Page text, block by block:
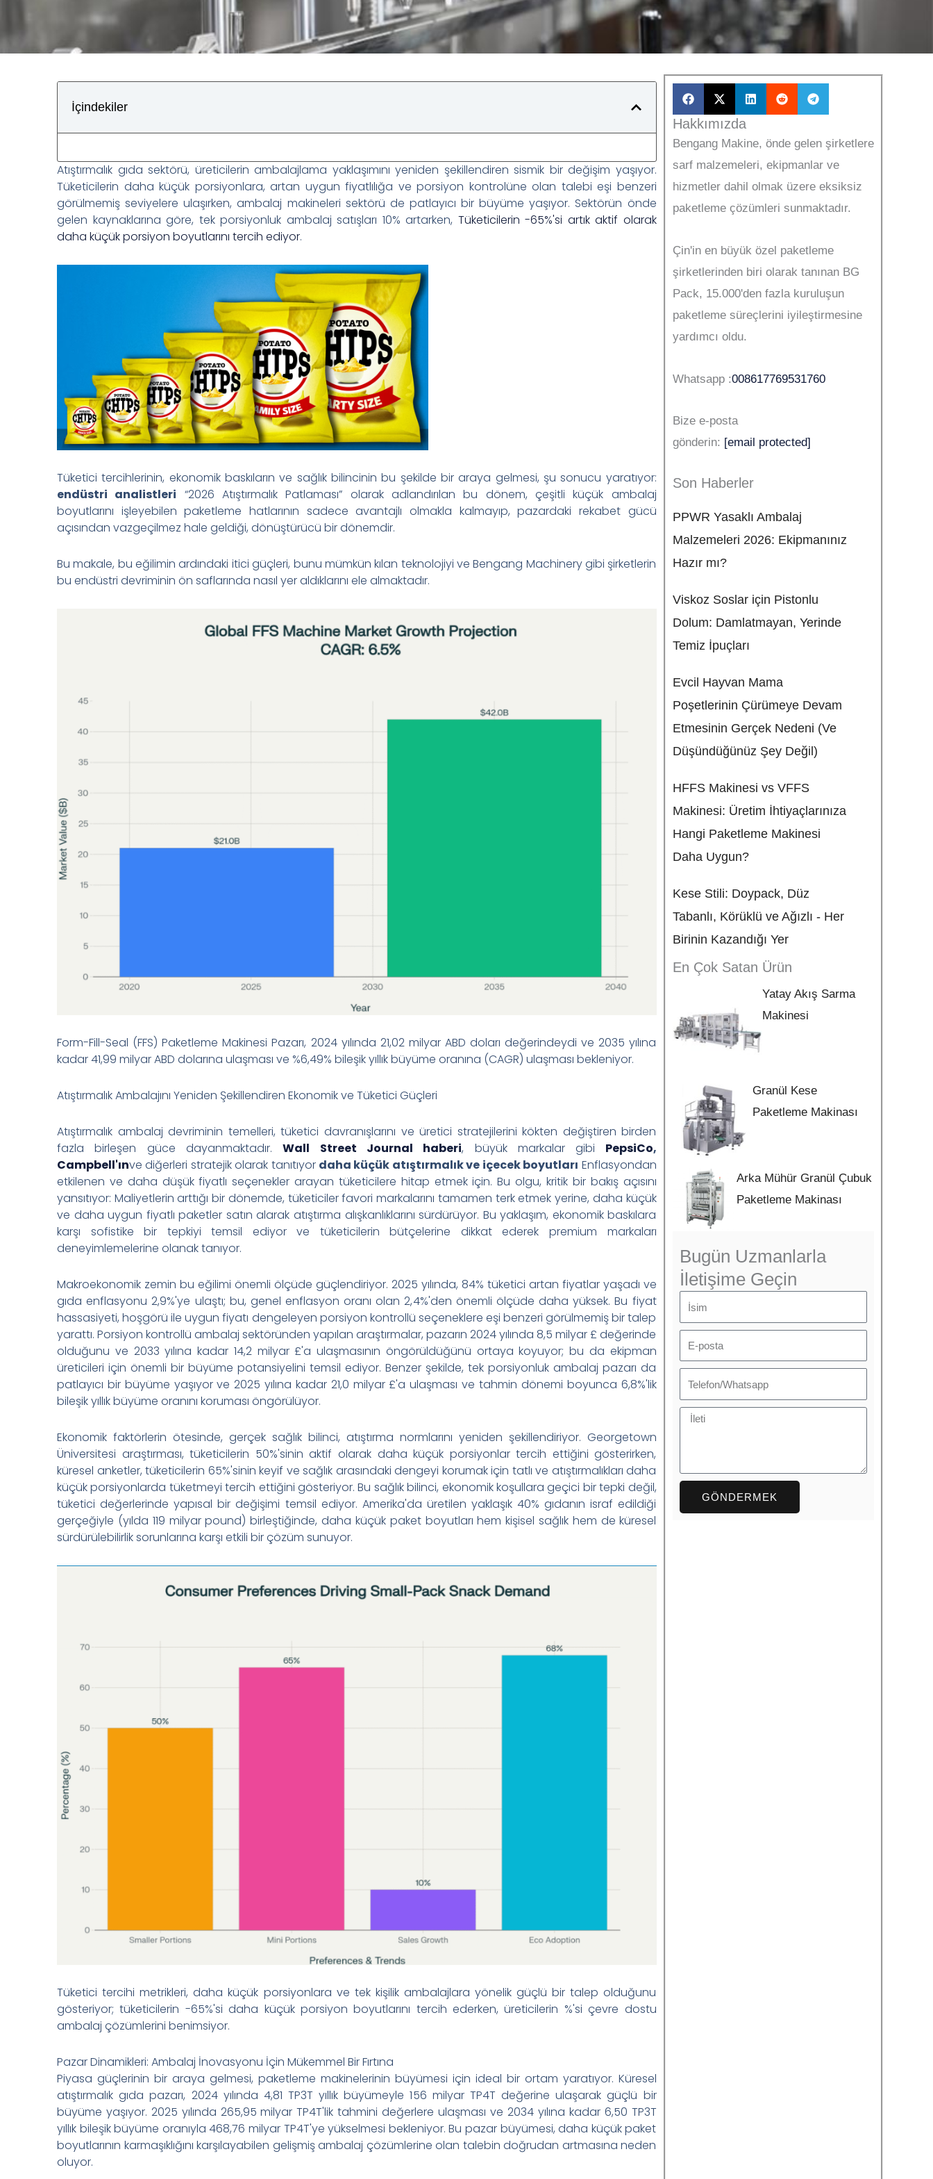
İçindekiler
Atıştırmalık gıda sektörü, üreticilerin ambalajlama yaklaşımını yeniden şekillendiren sismik bir değişim yaşıyor.
Tüketicilerin daha küçük porsiyonlara, artan uygun fiyatlılığa ve porsiyon kontrolüne olan talebi eşi benzeri
görülmemiş seviyelere ulaşırken, ambalaj makineleri sektörü de patlayıcı bir büyüme yaşıyor. Sektörün önde
gelen kaynaklarına göre, tek porsiyonluk ambalaj satışları 10% artarken, Tüketicilerin -65%'si artık aktif olarak
daha küçük porsiyon boyutlarını tercih ediyor.
Tüketici tercihlerinin, ekonomik baskıların ve sağlık bilincinin bu şekilde bir araya gelmesi, şu sonucu yaratıyor:
endüstri analistleri “2026 Atıştırmalık Patlaması” olarak adlandırılan bu dönem, çeşitli küçük ambalaj
boyutlarını işleyebilen paketleme hatlarının sadece avantajlı olmakla kalmayıp, pazardaki rekabet gücü
açısından vazgeçilmez hale geldiği, dönüştürücü bir dönemdir.
Bu makale, bu eğilimin ardındaki itici güçleri, bunu mümkün kılan teknolojiyi ve Bengang Machinery gibi şirketlerin
bu endüstri devriminin ön saflarında nasıl yer aldıklarını ele almaktadır.
Form-Fill-Seal (FFS) Paketleme Makinesi Pazarı, 2024 yılında 21,02 milyar ABD doları değerindeydi ve 2035 yılına
kadar 41,99 milyar ABD dolarına ulaşması ve %6,49% bileşik yıllık büyüme oranına (CAGR) ulaşması bekleniyor.
Atıştırmalık Ambalajını Yeniden Şekillendiren Ekonomik ve Tüketici Güçleri
Atıştırmalık ambalaj devriminin temelleri, tüketici davranışlarını ve üretici stratejilerini kökten değiştiren birden
fazla birleşen güce dayanmaktadır.Wall Street Journal haberi, büyük markalar gibi PepsiCo,
Campbell'ınve diğerleri stratejik olarak tanıtıyor daha küçük atıştırmalık ve içecek boyutları Enflasyondan
etkilenen ve daha düşük fiyatlı seçenekler arayan tüketicilere hitap etmek için. Bu olgu, kritik bir bakış açısını
yansıtıyor: Maliyetlerin arttığı bir dönemde, tüketiciler favori markalarını tamamen terk etmek yerine, daha küçük
ve daha uygun fiyatlı paketler satın alarak atıştırma alışkanlıklarını sürdürüyor. Bu yaklaşım, ekonomik baskılara
karşı sofistike bir tepkiyi temsil ediyor ve tüketicilerin bütçelerine dikkat ederek premium markaları
deneyimlemelerine olanak tanıyor.
Makroekonomik zemin bu eğilimi önemli ölçüde güçlendiriyor. 2025 yılında, 84% tüketici artan fiyatlar yaşadı ve
gıda enflasyonu 2,9%'ye ulaştı; bu, genel enflasyon oranı olan 2,4%'den önemli ölçüde daha yüksek. Bu fiyat
hassasiyeti, hoşgörü ile uygun fiyatı dengeleyen porsiyon kontrollü seçeneklere eşi benzeri görülmemiş bir talep
yarattı. Porsiyon kontrollü ambalaj sektöründen yapılan araştırmalar, pazarın 2024 yılında 8,5 milyar £ değerinde
olduğunu ve 2033 yılına kadar 14,2 milyar £'a ulaşmasının öngörüldüğünü ortaya koyuyor; bu da ekipman
üreticileri için önemli bir büyüme potansiyelini temsil ediyor. Benzer şekilde, tek porsiyonluk ambalaj pazarı da
patlayıcı bir büyüme yaşıyor ve 2025 yılına kadar 21,0 milyar £'a ulaşması ve tahmin dönemi boyunca 6,8%'lik
bileşik yıllık büyüme oranını koruması öngörülüyor.
Ekonomik faktörlerin ötesinde, gerçek sağlık bilinci, atıştırma normlarını yeniden şekillendiriyor. Georgetown
Üniversitesi araştırması, tüketicilerin 50%'sinin aktif olarak daha küçük porsiyonlar tercih ettiğini gösterirken,
küresel anketler, tüketicilerin 65%'sinin keyif ve sağlık arasındaki dengeyi korumak için tatlı ve atıştırmalıkları daha
küçük porsiyonlarda tüketmeyi tercih ettiğini gösteriyor. Bu sağlık bilinci, ekonomik koşullara geçici bir tepki değil,
tüketici değerlerinde yapısal bir değişimi temsil ediyor. Amerika'da üretilen yaklaşık 40% gıdanın israf edildiği
gerçeğiyle (yılda 119 milyar pound) birleştiğinde, daha küçük paket boyutları hem kişisel sağlık hem de küresel
sürdürülebilirlik sorunlarına karşı etkili bir çözüm sunuyor.
Tüketici tercihi metrikleri, daha küçük porsiyonlara ve tek kişilik ambalajlara yönelik güçlü bir talep olduğunu
gösteriyor; tüketicilerin -65%'si daha küçük porsiyon boyutlarını tercih ederken, üreticilerin %'si çevre dostu
ambalaj çözümlerini benimsiyor.
Pazar Dinamikleri: Ambalaj İnovasyonu İçin Mükemmel Bir Fırtına
Piyasa güçlerinin bir araya gelmesi, paketleme makinelerinin büyümesi için ideal bir ortam yaratıyor. Küresel
atıştırmalık gıda pazarı, 2024 yılında 4,81 TP3T yıllık büyümeyle 156 milyar TP4T değerine ulaşarak güçlü bir
büyüme yaşıyor. 2025 yılında 265,95 milyar TP4T'lik tahmini değerlere ulaşması ve 2034 yılına kadar 6,50 TP3T
yıllık bileşik büyüme oranıyla 468,76 milyar TP4T'ye yükselmesi bekleniyor. Bu pazar büyümesi, daha küçük paket
boyutlarının karmaşıklığını karşılayabilen gelişmiş ambalaj çözümlerine olan talebin doğrudan artmasına neden
oluyor.
Hakkımızda
Bengang Makine, önde gelen şirketlere
sarf malzemeleri, ekipmanlar ve
hizmetler dahil olmak üzere eksiksiz
paketleme çözümleri sunmaktadır.
Çin'in en büyük özel paketleme
şirketlerinden biri olarak tanınan BG
Pack, 15.000'den fazla kuruluşun
paketleme süreçlerini iyileştirmesine
yardımcı oldu.
Whatsapp :008617769531760
Bize e-posta
gönderin: [email protected]
Son Haberler
PPWR Yasaklı Ambalaj
Malzemeleri 2026: Ekipmanınız
Hazır mı?
Viskoz Soslar için Pistonlu
Dolum: Damlatmayan, Yerinde
Temiz İpuçları
Evcil Hayvan Mama
Poşetlerinin Çürümeye Devam
Etmesinin Gerçek Nedeni (Ve
Düşündüğünüz Şey Değil)
HFFS Makinesi vs VFFS
Makinesi: Üretim İhtiyaçlarınıza
Hangi Paketleme Makinesi
Daha Uygun?
Kese Stili: Doypack, Düz
Tabanlı, Körüklü ve Ağızlı - Her
Birinin Kazandığı Yer
En Çok Satan Ürün
Yatay Akış Sarma
Makinesi
Granül Kese
Paketleme Makinası
Arka Mühür Granül Çubuk
Paketleme Makinası
Bugün Uzmanlarla
İletişime Geçin
İsim
E-
posta
Telefon
İleti
GÖNDERMEK